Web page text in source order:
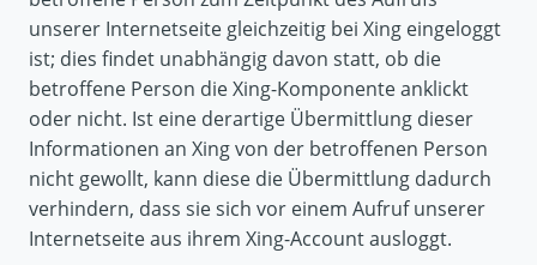
unserer Internetseite gleichzeitig bei Xing eingeloggt
ist; dies findet unabhängig davon statt, ob die
betroffene Person die Xing-Komponente anklickt
oder nicht. Ist eine derartige Übermittlung dieser
Informationen an Xing von der betroffenen Person
nicht gewollt, kann diese die Übermittlung dadurch
verhindern, dass sie sich vor einem Aufruf unserer
Internetseite aus ihrem Xing-Account ausloggt.